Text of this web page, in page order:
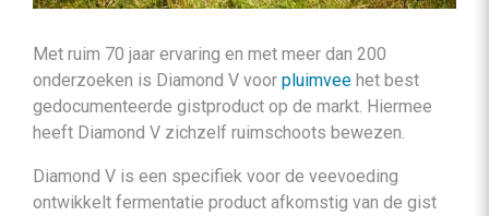
Met ruim 70 jaar ervaring en met meer dan 200
onderzoeken is Diamond V voor pluimvee het best
gedocumenteerde gistproduct op de markt. Hiermee
heeft Diamond V zichzelf ruimschoots bewezen.
Diamond V is een specifiek voor de veevoeding
ontwikkelt fermentatie product afkomstig van de gist